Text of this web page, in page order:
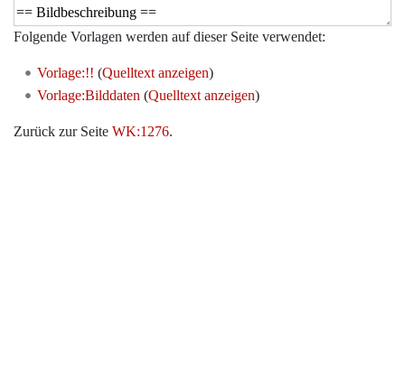
Folgende Vorlagen werden auf dieser Seite verwendet:
Vorlage:!! (Quelltext anzeigen)
Vorlage:Bilddaten (Quelltext anzeigen)
Zurück zur Seite WK:1276.